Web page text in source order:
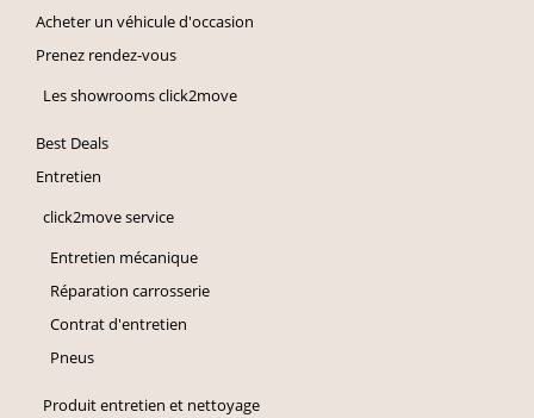
Acheter un véhicule d'occasion
Prenez rendez-vous
Les showrooms click2move
Best Deals
Entretien
click2move service
Entretien mécanique
Réparation carrosserie
Contrat d'entretien
Pneus
Produit entretien et nettoyage